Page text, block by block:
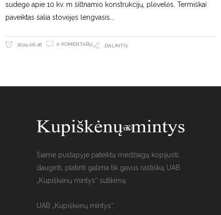
sudegė apie 10 kv. m šiltnamio konstrukcijų, plėvelės. Termiškai
paveiktas šalia stovėjęs lengvasis
2024-06-26 0 KOMENTARŲ DALINTIS
Šiame puslapyje pateiktą medžiagą kopijuoti,
dauginti, platinti galima tik gavus raštišką UAB
„Kupiškėnų mintys“ sutikimą.
UAB „Kupiškėnų mintys“,